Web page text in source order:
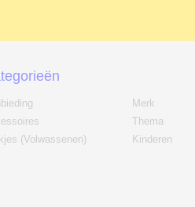
(Volwassenen)
Merk
Thema
Kinderen